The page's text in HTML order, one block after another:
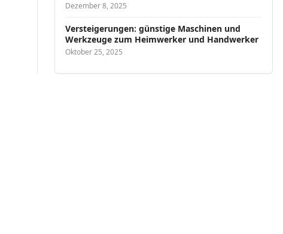
Dezember 8, 2025
Versteigerungen: günstige Maschinen und
Werkzeuge zum Heimwerker und Handwerker
Oktober 25, 2025